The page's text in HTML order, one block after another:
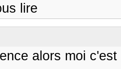
lire
alors moi c'est